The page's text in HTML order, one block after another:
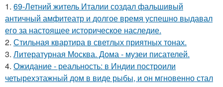
1. 69-Летний житель Италии создал фальшивый
античный амфитеатр и долгое время успешно выдавал
его за настоящее историческое наследие.
2. Стильная квартира в светлых приятных тонах.
3. Литературная Москва. Дома - музеи писателей.
4. Ожидание - реальность: в Индии построили
четырехэтажный дом в виде рыбы, и он мгновенно стал